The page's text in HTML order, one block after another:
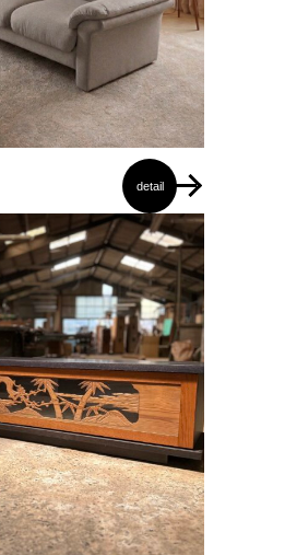
detail